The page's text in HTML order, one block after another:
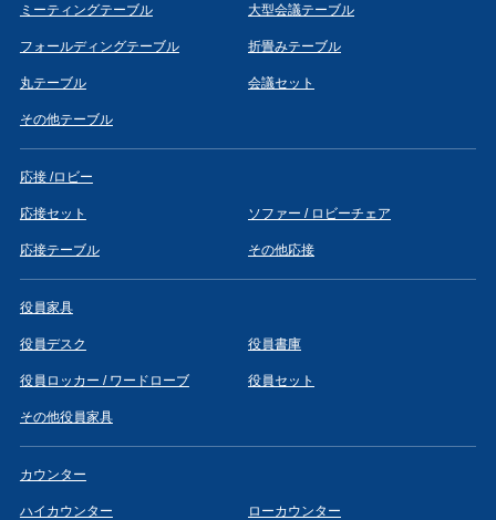
ミーティングテーブル 大型会議テーブル
フォールディングテーブル 折畳みテーブル
丸テーブル 会議セット
その他テーブル
応接 /ロビー
応接セット ソファー / ロビーチェア
応接テーブル その他応接
役員家具
役員デスク 役員書庫
役員ロッカー / ワードローブ 役員セット
その他役員家具
カウンター
ハイカウンター ローカウンター